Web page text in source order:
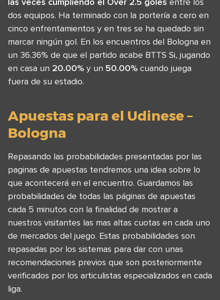
dos equipos. Ha terminado con la portería a cero en
cinco enfrentamientos y en tres se ha quedado sin
marcar ningún gol. En los encuentros del Bologna en
un 36.36% de que el partido acabe BTTS Si, jugando
en casa un 20.00% y un 50.00% cuando juega
fuera de su estadio.
Apuestas para el Udinese –
Bologna
Repasando las probabilidades presentadas por las
paginas de apuestas tendremos una idea sobre lo
que acontecerá en el encuentro. Guardamos las
probabilidades de todas las páginas de apuestas
cada 5 minutos con la finalidad de mostrar a
nuestros visitantes las mas altas cuotas en cada uno
de mercados del juego. Estas probabilidades son
repasadas por los sistemas para dar con unas
recomendaciones previos que son posteriormente
verificados por los articulistas especializados en cada
liga.